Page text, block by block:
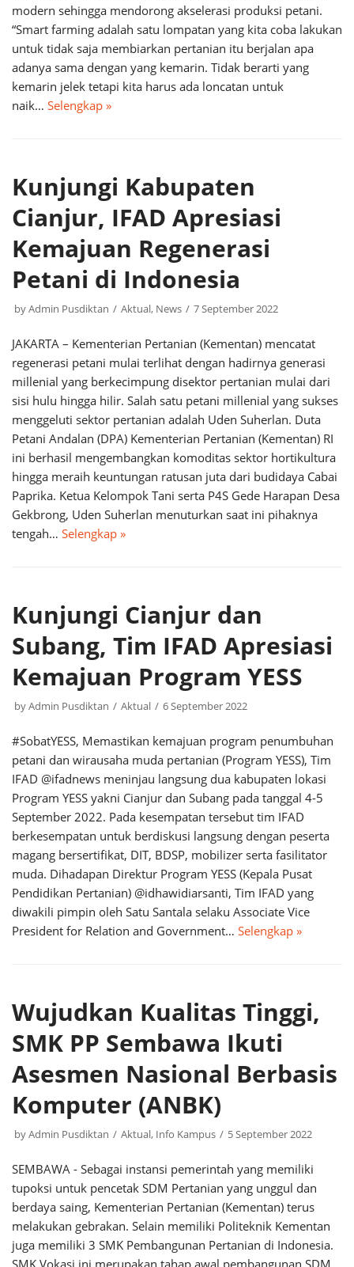
modern sehingga mendorong akselerasi produksi petani.
“Smart farming adalah satu lompatan yang kita coba lakukan
untuk tidak saja membiarkan pertanian itu berjalan apa
adanya sama dengan yang kemarin. Tidak berarti yang
kemarin jelek tetapi kita harus ada loncatan untuk
naik… Selengkap »
Kunjungi Kabupaten
Cianjur, IFAD Apresiasi
Kemajuan Regenerasi
Petani di Indonesia
byAdmin Pusdiktan Aktual, News 7 September 2022
JAKARTA – Kementerian Pertanian (Kementan) mencatat
regenerasi petani mulai terlihat dengan hadirnya generasi
millenial yang berkecimpung disektor pertanian mulai dari
sisi hulu hingga hilir. Salah satu petani millenial yang sukses
menggeluti sektor pertanian adalah Uden Suherlan. Duta
Petani Andalan (DPA) Kementerian Pertanian (Kementan) RI
ini berhasil mengembangkan komoditas sektor hortikultura
hingga meraih keuntungan ratusan juta dari budidaya Cabai
Paprika. Ketua Kelompok Tani‎ serta P4S Gede Harapan Desa
Gekbrong, Uden Suherlan menuturkan saat ini pihaknya
tengah… Selengkap »
Kunjungi Cianjur dan
Subang, Tim IFAD Apresiasi
Kemajuan Program YESS
byAdmin Pusdiktan Aktual 6 September 2022
#SobatYESS, Memastikan kemajuan program penumbuhan
petani dan wirausaha muda pertanian (Program YESS), Tim
IFAD @ifadnews meninjau langsung dua kabupaten lokasi
Program YESS yakni Cianjur dan Subang pada tanggal 4-5
September 2022. Pada kesempatan tersebut tim IFAD
berkesempatan untuk berdiskusi langsung dengan peserta
magang bersertifikat, DIT, BDSP, mobilizer serta fasilitator
muda. Dihadapan Direktur Program YESS (Kepala Pusat
Pendidikan Pertanian) @idhawidiarsanti, Tim IFAD yang
diwakili pimpin oleh Satu Santala selaku Associate Vice
President for Relation and Government… Selengkap »
Wujudkan Kualitas Tinggi,
SMK PP Sembawa Ikuti
Asesmen Nasional Berbasis
Komputer (ANBK)
byAdmin Pusdiktan Aktual, Info Kampus 5 September 2022
SEMBAWA - Sebagai instansi pemerintah yang memiliki
tupoksi untuk pencetak SDM Pertanian yang unggul dan
berdaya saing, Kementerian Pertanian (Kementan) terus
melakukan gebrakan. Selain memiliki Politeknik Kementan
juga memiliki 3 SMK Pembangunan Pertanian di Indonesia.
SMK Vokasi ini merupakan tahap awal pembangunan SDM